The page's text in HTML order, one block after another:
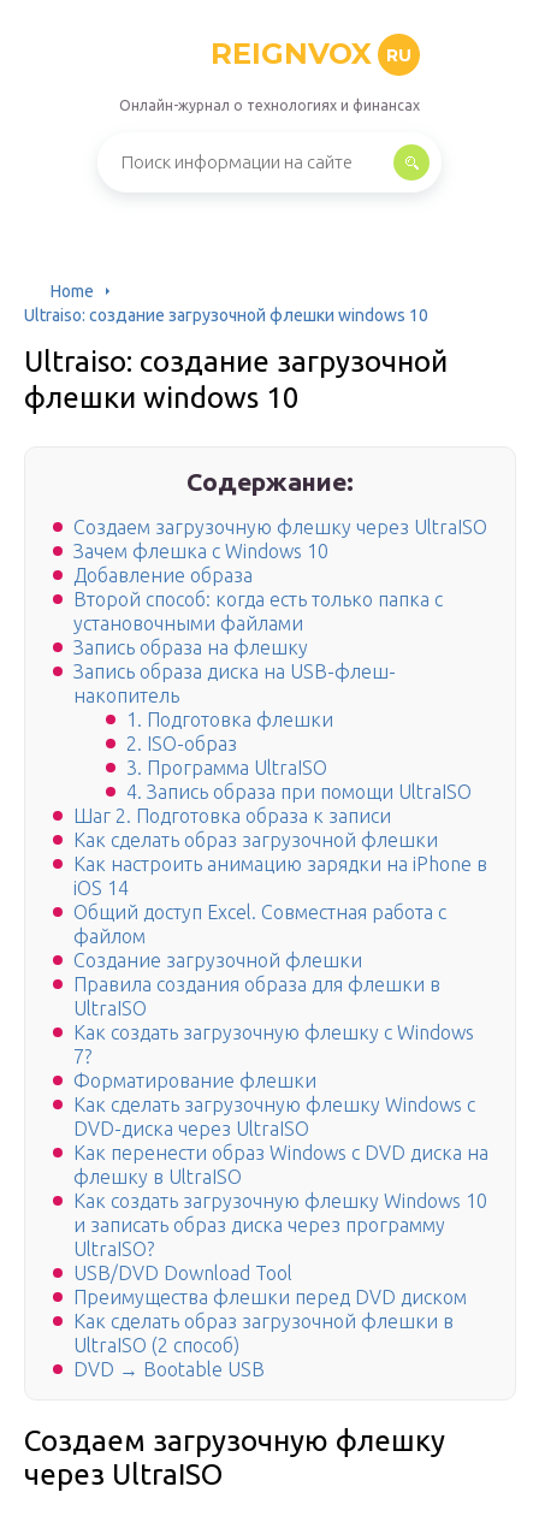
REIGNVOX RU
Онлайн-журнал о технологиях и финансах
Home
Ultraiso: создание загрузочной флешки windows 10
Ultraiso: создание загрузочной
флешки windows 10
Содержание:
Создаем загрузочную флешку через UltraISO
Зачем флешка с Windows 10
Добавление образа
Второй способ: когда есть только папка с
установочными файлами
Запись образа на флешку
Запись образа диска на USB-флеш-
накопитель
1. Подготовка флешки
2. ISO-образ
3. Программа UltraISO
4. Запись образа при помощи UltraISO
Шаг 2. Подготовка образа к записи
Как сделать образ загрузочной флешки
Как настроить анимацию зарядки на iPhone в
iOS 14
Общий доступ Excel. Совместная работа с
файлом
Создание загрузочной флешки
Правила создания образа для флешки в
UltraISO
Как создать загрузочную флешку с Windows
7?
Форматирование флешки
Как сделать загрузочную флешку Windows с
DVD-диска через UltraISO
Как перенести образ Windows с DVD диска на
флешку в UltraISO
Как создать загрузочную флешку Windows 10
и записать образ диска через программу
UltraISO?
USB/DVD Download Tool
Преимущества флешки перед DVD диском
Как сделать образ загрузочной флешки в
UltraISO (2 способ)
DVD → Bootable USB
Создаем загрузочную флешку
через UltraISO